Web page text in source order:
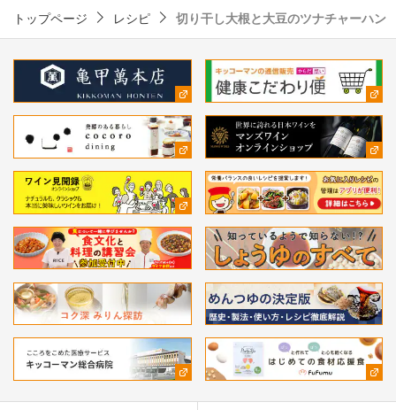
トップページ レシピ 切り干し大根と大豆のツナチャーハン